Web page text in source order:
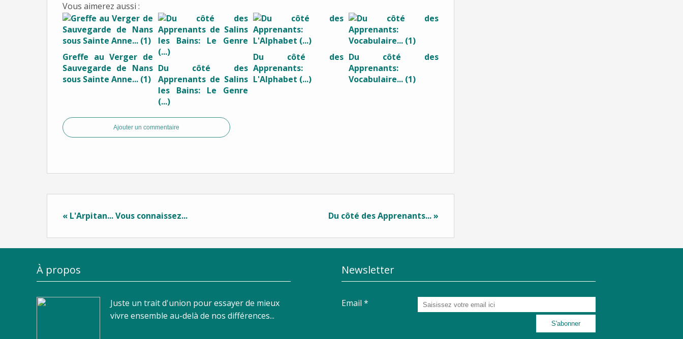
Vous aimerez aussi :
Greffe au Verger de
Sauvegarde de Nans
sous Sainte Anne... (1)
Du côté des
Apprenants de Salins
les Bains: Le Genre
(...)
Du côté des
Apprenants:
L'Alphabet (...)
Du côté des
Apprenants:
Vocabulaire... (1)
Ajouter un commentaire
« L'Arpitan... Vous connaissez... Du côté des Apprenants... »
À propos
Juste un trait d'union pour essayer de mieux
vivre ensemble au-delà de nos différences...
Newsletter
Email